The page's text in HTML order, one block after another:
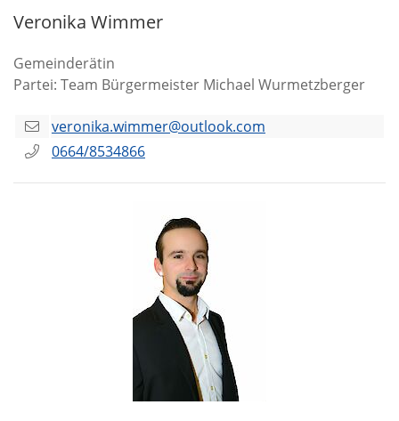
Veronika Wimmer
Gemeinderätin
Partei: Team Bürgermeister Michael Wurmetzberger
veronika.wimmer@outlook.com
0664/8534866